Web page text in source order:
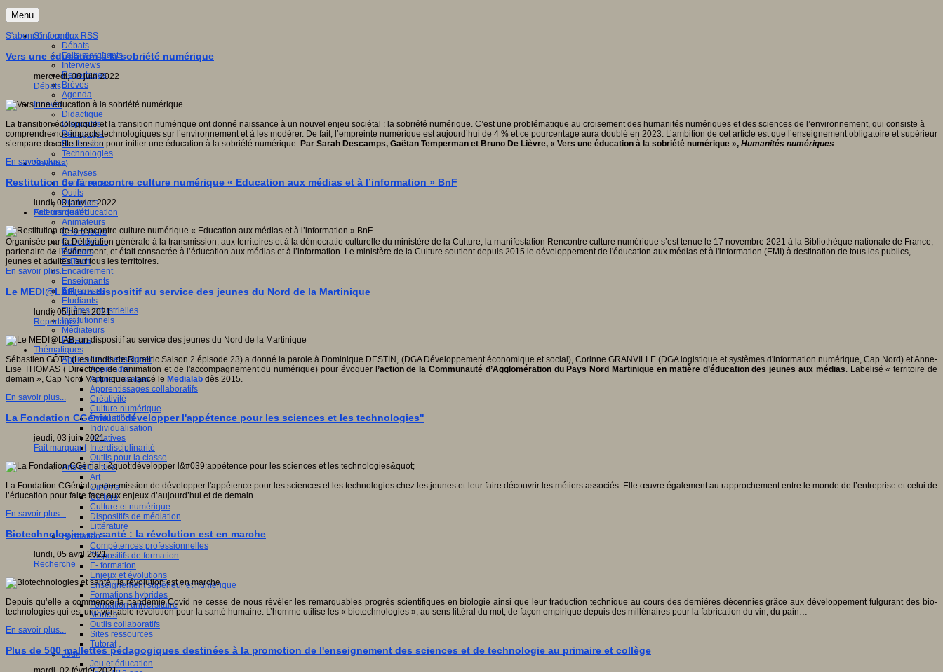
Menu
S'informer
Débats
Faits marquants
Interviews
Reportages
Brèves
Agenda
Innover
Didactique
Dispositifs
Pédagogie
Recherche
Technologies
Savoir(s)
Analyses
Conférences
Outils
Pratiques
Acteurs de l'éducation
Animateurs
Chercheurs
Collectivités
Editeurs
EdTech
Encadrement
Enseignants
Entreprises
Etudiants
Filières industrielles
Institutionnels
Médiateurs
Parents
Thématiques
Apprendre et enseigner
Apprendre
Apprentissages
Apprentissages collaboratifs
Créativité
Culture numérique
Evaluations
Individualisation
Initiatives
Interdisciplinarité
Outils pour la classe
Arts et Culture
Art
Cinéma
Culture
Culture et numérique
Dispositifs de médiation
Littérature
Formation
Compétences professionnelles
Dispositifs de formation
E- formation
Enjeux et évolutions
Enseignement supérieur et numérique
Formations hybrides
Formation universitaire
Mooc’s
Outils collaboratifs
Sites ressources
Tutorat
Jeux
Jeu et éducation
S'abonner à ce flux RSS
Vers une éducation à la sobriété numérique
mercredi, 08 juin 2022
Débats
La transition écologique et la transition numérique ont donné naissance à un nouvel enjeu sociétal : la sobriété numérique. C’est une problématique au croisement des humanités numériques et des sciences de l’environnement, qui consiste à
comprendre nos impacts technologiques sur l’environnement et à les modérer. De fait, l’empreinte numérique est aujourd’hui de 4 % et ce pourcentage aura doublé en 2023. L’ambition de cet article est que l’enseignement obligatoire et supérieur
s’empare de cette tension pour initier une éducation à la sobriété numérique. Par Sarah Descamps, Gaëtan Temperman et Bruno De Lièvre, « Vers une éducation à la sobriété numérique », Humanités numériques
En savoir plus...
Restitution de la rencontre culture numérique « Education aux médias et à l’information » BnF
lundi, 03 janvier 2022
Fait marquant
Organisée par la Délégation générale à la transmission, aux territoires et à la démocratie culturelle du ministère de la Culture, la manifestation Rencontre culture numérique s’est tenue le 17 novembre 2021 à la Bibliothèque nationale de France,
partenaire de l’événement, et était consacrée à l’éducation aux médias et à l’information. Le ministère de la Culture soutient depuis 2015 le développement de l'éducation aux médias et à l'information (EMI) à destination de tous les publics,
jeunes et adultes, sur tous les territoires.
En savoir plus...
Le MEDI@LAB, un dispositif au service des jeunes du Nord de la Martinique
lundi, 05 juillet 2021
Reportages
Sébastien CÔTE (Les lundis de Ruralitic Saison 2 épisode 23) a donné la parole à Dominique DESTIN, (DGA Développement économique et social), Corinne GRANVILLE (DGA logistique et systèmes d'information numérique, Cap Nord) et Anne-
Lise THOMAS ( Directrice de l'animation et de l'accompagnement du numérique) pour évoquerl’action de la Communauté d’Agglomération du Pays Nord Martinique en matière d’éducation des jeunes aux médias. Labelisé « territoire de
demain », Cap Nord Martinique a lancé le Medialab dès 2015.
En savoir plus...
La Fondation CGénial : "développer l'appétence pour les sciences et les technologies"
jeudi, 03 juin 2021
Fait marquant
La Fondation CGénial a pour mission de développer l'appétence pour les sciences et les technologies chez les jeunes et leur faire découvrir les métiers associés. Elle œuvre également au rapprochement entre le monde de l’entreprise et celui de
l’éducation pour faire face aux enjeux d’aujourd’hui et de demain.
En savoir plus...
Biotechnologies et santé : la révolution est en marche
lundi, 05 avril 2021
Recherche
Depuis qu’elle a commencé la pandémie Covid ne cesse de nous révéler les remarquables progrès scientifiques en biologie ainsi que leur traduction technique au cours des dernières décennies grâce aux développement fulgurant des bio-
technologies qui est une véritable révolution pour la santé humaine. L’homme utilise les « biotechnologies », au sens littéral du mot, de façon empirique depuis des millénaires pour la fabrication du vin, du pain…
En savoir plus...
Plus de 500 mallettes pédagogiques destinées à la promotion de l'enseignement des sciences et de technologie au primaire et collège